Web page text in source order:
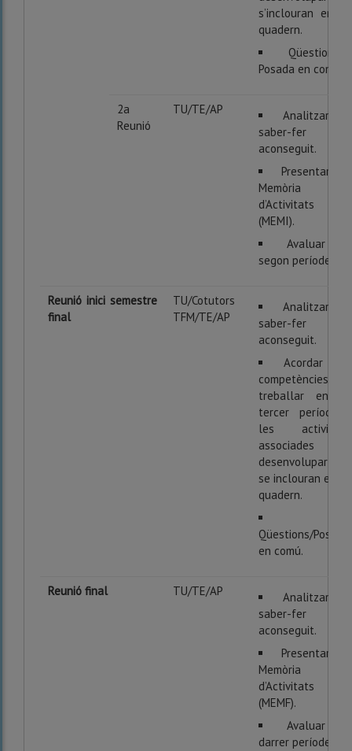
s’inclouran en el
quadern.
Qüestions/
Posada en comú
2a
Reunió
TU/TE/AP
Analitzar el
saber-fer
aconseguit.
Presentar la
Memòria
d’Activitats
(MEMI).
Avaluar el
segon període.
Reunió inici semestre
final
TU/Cotutors
TFM/TE/AP
Analitzar el
saber-fer
aconseguit.
Acordar les
competències a
treballar en el
tercer període i
les activitats
associades a
desenvolupar que
se inclouran en el
quadern.
Qüestions/Posada
en comú.
Reunió final TU/TE/AP
Analitzar el
saber-fer
aconseguit.
Presentar la
Memòria
d’Activitats
(MEMF).
Avaluar el
darrer període.